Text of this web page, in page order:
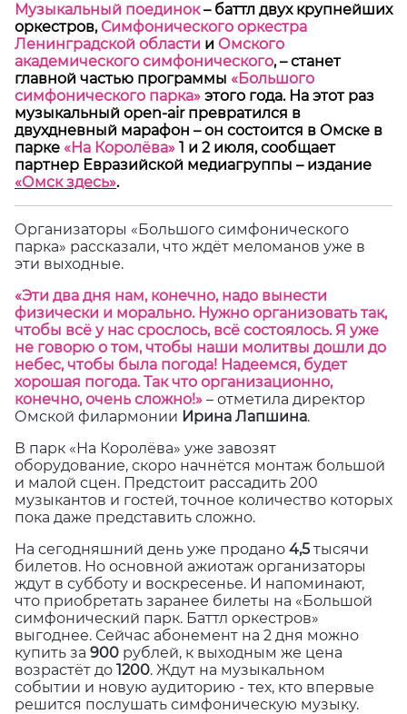
Музыкальный поединок– баттл двух крупнейших
оркестров,Симфонического оркестра
Ленинградской области и Омского
академического симфонического,–станет
главной частью программы «Большого
симфонического парка» этого года. На этот раз
музыкальный open-air превратился в
двухдневный марафон –он состоится в Омске в
парке «На Королёва» 1 и 2 июля, сообщает
партнер Евразийской медиагруппы –издание
«Омск здесь».
Организаторы «Большого симфонического
парка» рассказали, что ждёт меломанов уже в
эти выходные.
«Эти два дня нам, конечно, надо вынести
физически и морально. Нужно организовать так,
чтобы всё у нас срослось, всё состоялось. Я уже
не говорю о том, чтобы наши молитвы дошли до
небес, чтобы была погода! Надеемся, будет
хорошая погода. Так что организационно,
конечно, очень сложно!» – отметила директор
Омской филармонии Ирина Лапшина.
В парк «На Королёва» уже завозят
оборудование, скоро начнётся монтаж большой
и малой сцен. Предстоит рассадить 200
музыкантов и гостей, точное количество которых
пока даже представить сложно.
На сегодняшний день уже продано 4,5 тысячи
билетов. Но основной ажиотаж организаторы
ждут в субботу и воскресенье. И напоминают,
что приобретать заранее билеты на «Большой
симфонический парк. Баттл оркестров»
выгоднее. Сейчас абонемент на 2 дня можно
купить за 900 рублей, к выходным же цена
возрастёт до 1200. Ждут на музыкальном
событии и новую аудиторию - тех, кто впервые
решится послушать симфоническую музыку.